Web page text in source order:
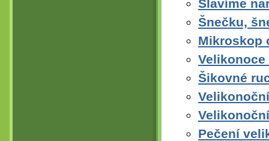
Slavíme
Šnečku,
Mikroskop
Velikonoce
Šikovné
Pečení